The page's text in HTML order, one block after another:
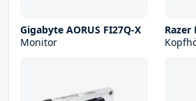
Gigabyte AORUS FI27Q-X
Monitor
Razer